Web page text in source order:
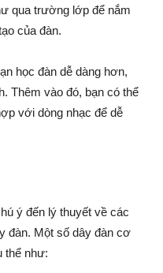
qua trường lớp để nắm
của đàn.
học đàn dễ dàng hơn,
Thêm vào đó, bạn có thể
với dòng nhạc để dễ
ý đến lý thuyết về các
đàn. Một số dây đàn cơ
thể như: